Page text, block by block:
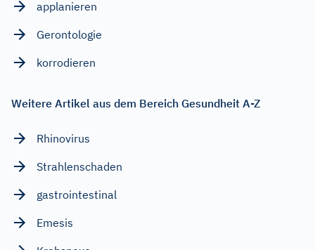
applanieren
Gerontologie
korrodieren
Weitere Artikel aus dem Bereich Gesundheit A-Z
Rhinovirus
Strahlenschaden
gastrointestinal
Emesis